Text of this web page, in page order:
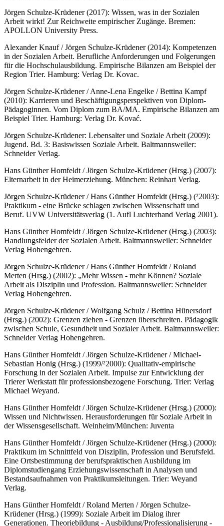
Jörgen Schulze-Krüdener (2017): Wissen, was in der Sozialen
Arbeit wirkt! Zur Reichweite empirischer Zugänge. Bremen:
APOLLON University Press.
Alexander Knauf / Jörgen Schulze-Krüdener (2014): Kompetenzen
in der Sozialen Arbeit. Berufliche Anforderungen und Folgerungen
für die Hochschulausbildung. Empirische Bilanzen am Beispiel der
Region Trier. Hamburg: Verlag Dr. Kovac.
Jörgen Schulze-Krüdener / Anne-Lena Engelke / Bettina Kampf
(2010): Karrieren und Beschäftigungsperspektiven von Diplom-
Pädagoginnen. Vom Diplom zum BA/MA. Empirische Bilanzen am
Beispiel Trier. Hamburg: Verlag Dr. Kovać.
Jörgen Schulze-Krüdener: Lebensalter und Soziale Arbeit (2009):
Jugend. Bd. 3: Basiswissen Soziale Arbeit. Baltmannsweiler:
Schneider Verlag.
Hans Günther Homfeldt / Jörgen Schulze-Krüdener (Hrsg.) (2007):
Elternarbeit in der Heimerziehung. München: Reinhart Verlag.
Jörgen Schulze-Krüdener / Hans Günther Homfeldt (Hrsg.) (²2003):
Praktikum - eine Brücke schlagen zwischen Wissenschaft und
Beruf. UVW Universitätsverlag (1. Aufl Luchterhand Verlag 2001).
Hans Günther Homfeldt / Jörgen Schulze-Krüdener (Hrsg.) (2003):
Handlungsfelder der Sozialen Arbeit. Baltmannsweiler: Schneider
Verlag Hohengehren.
Jörgen Schulze-Krüdener / Hans Günther Homfeldt / Roland
Merten (Hrsg.) (2002): „Mehr Wissen - mehr Können? Soziale
Arbeit als Disziplin und Profession. Baltmannsweiler: Schneider
Verlag Hohengehren.
Jörgen Schulze-Krüdener / Wolfgang Schulz / Bettina Hünersdorf
(Hrsg.) (2002): Grenzen ziehen - Grenzen überschreiten. Pädagogik
zwischen Schule, Gesundheit und Sozialer Arbeit. Baltmannsweiler:
Schneider Verlag Hohengehren.
Hans Günther Homfeldt / Jörgen Schulze-Krüdener / Michael-
Sebastian Honig (Hrsg.) (1999/²2000): Qualitativ-empirische
Forschung in der Sozialen Arbeit. Impulse zur Entwicklung der
Trierer Werkstatt für professionsbezogene Forschung. Trier: Verlag
Michael Weyand.
Hans Günther Homfeldt / Jörgen Schulze-Krüdener (Hrsg.) (2000):
Wissen und Nichtwissen. Herausforderungen für Soziale Arbeit in
der Wissensgesellschaft. Weinheim/München: Juventa
Hans Günther Homfeldt / Jörgen Schulze-Krüdener (Hrsg.) (2000):
Praktikum im Schnittfeld von Disziplin, Profession und Berufsfeld.
Eine Ortsbestimmung der berufspraktischen Ausbildung im
Diplomstudiengang Erziehungswissenschaft in Analysen und
Bestandsaufnahmen von Praktikumsleitungen. Trier: Weyand
Verlag.
Hans Günther Homfeldt / Roland Merten / Jörgen Schulze-
Krüdener (Hrsg.) (1999): Soziale Arbeit im Dialog ihrer
Generationen. Theoriebildung - Ausbildung/Professionalisierung -